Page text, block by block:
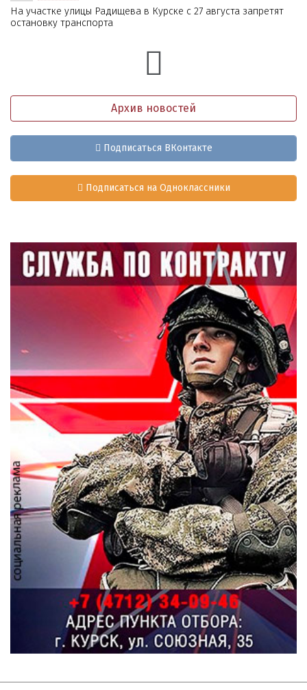
На участке улицы Радищева в Курске с 27 августа запретят
остановку транспорта
Архив новостей
Подписаться ВКонтакте
Подписаться на Одноклассники